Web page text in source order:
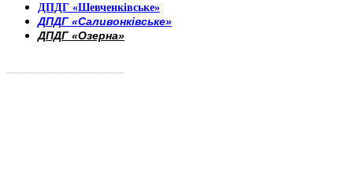
ДПДГ «Шевченківське»
ДПДГ «Саливонківське»
ДПДГ «Озерна»